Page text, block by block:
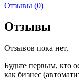
Отзывы (0)
Отзывы
Отзывов пока нет.
Будьте первым, кто
как бизнес